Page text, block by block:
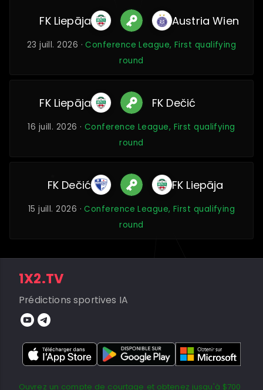
FK Liepāja Austria Wien
23 juill. 2026 ·Conference League, First qualifying
round
FK Liepāja FK Dečić
16 juill. 2026 · Conference League, First qualifying
round
FK Dečić FK Liepāja
15 juill. 2026 ·Conference League, First qualifying
round
1X2.TV
Prédictions sportives IA
Ouvrez un compte de courtage et obtenez jusqu'à $700